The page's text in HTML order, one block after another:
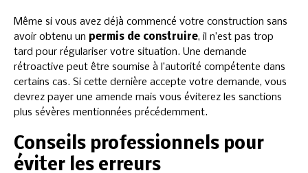
Même si vous avez déjà commencé votre construction sans
avoir obtenu un permis de construire, il n’est pas trop
tard pour régulariser votre situation. Une demande
rétroactive peut être soumise à l’autorité compétente dans
certains cas. Si cette dernière accepte votre demande, vous
devrez payer une amende mais vous éviterez les sanctions
plus sévères mentionnées précédemment.
Conseils professionnels pour
éviter les erreurs